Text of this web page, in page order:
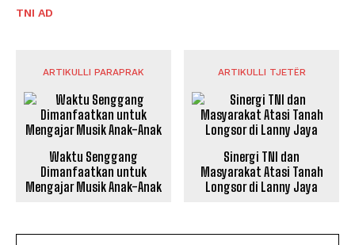
TNI AD
ARTIKULLI PARAPRAK
Waktu Senggang
Dimanfaatkan untuk
Mengajar Musik Anak-Anak
ARTIKULLI TJETËR
Sinergi TNI dan
Masyarakat Atasi Tanah
Longsor di Lanny Jaya